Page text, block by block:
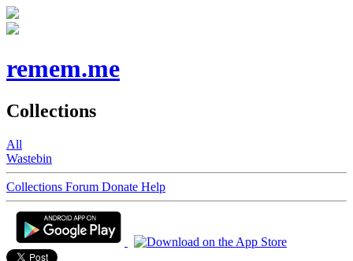
remem.me
Collections
All
Wastebin
Collections Forum Donate Help